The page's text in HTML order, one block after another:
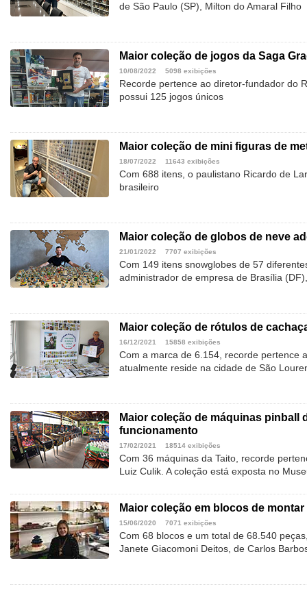
de São Paulo (SP), Milton do Amaral Filho
Maior coleção de jogos da Saga
10/08/2022 5098 exibições
Recorde pertence ao diretor-fundador do
possui 125 jogos únicos
Maior coleção de mini figuras de
18/07/2022 11643 exibições
Com 688 itens, o paulistano Ricardo de
brasileiro
Maior coleção de globos de neve
21/01/2022 7707 exibições
Com 149 itens snowglobes de 57
administrador de empresa de Brasília
Maior coleção de rótulos de
16/12/2021 15858 exibições
Com a marca de 6.154, recorde pertence
atualmente reside na cidade de São
Maior coleção de máquinas pinball
funcionamento
17/02/2021 18514 exibições
Com 36 máquinas da Taito, recorde
Luiz Culik. A coleção está exposta no
Maior coleção em blocos de
15/06/2020 7071 exibições
Com 68 blocos e um total de 68.540
Janete Giacomoni Deitos, de Carlos